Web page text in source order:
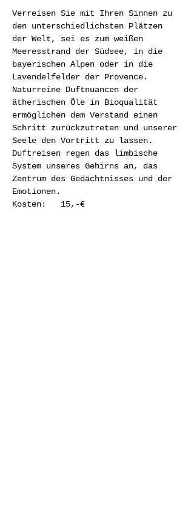
Verreisen Sie mit Ihren Sinnen zu
den unterschiedlichsten Plätzen
der Welt, sei es zum weißen
Meeresstrand der Südsee, in die
bayerischen Alpen oder in die
Lavendelfelder der Provence.
Naturreine Duftnuancen der
ätherischen Öle in Bioqualität
ermöglichen dem Verstand einen
Schritt zurückzutreten und unserer
Seele den Vortritt zu lassen.
Duftreisen regen das limbische
System unseres Gehirns an, das
Zentrum des Gedächtnisses und der
Emotionen.
Kosten:	15,-€